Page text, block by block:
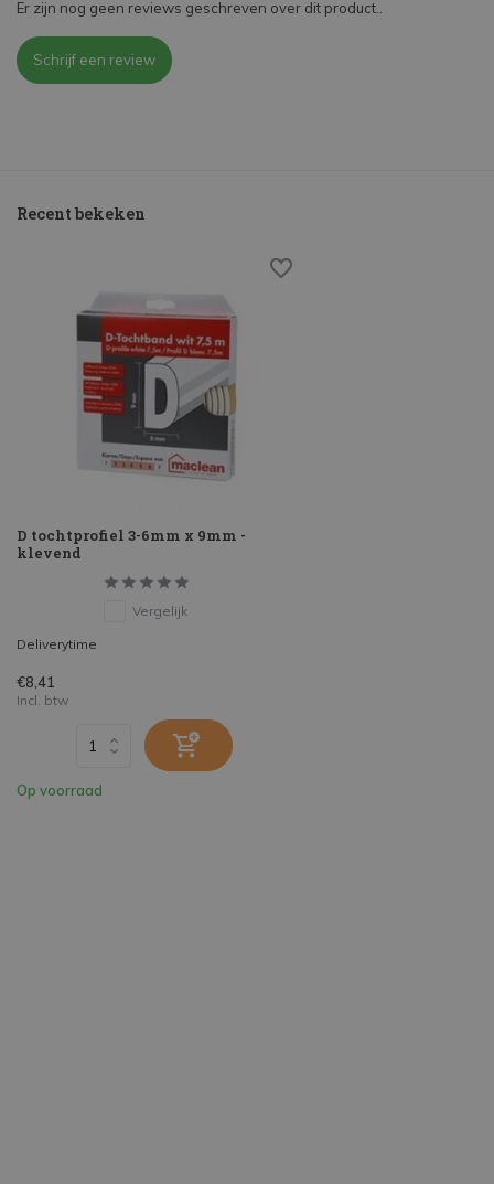
Er zijn nog geen reviews geschreven over dit product..
Schrijf een review
Recent bekeken
D tochtprofiel 3-6mm x 9mm -
klevend
Vergelijk
Deliverytime
€8,41
Incl. btw
Op voorraad